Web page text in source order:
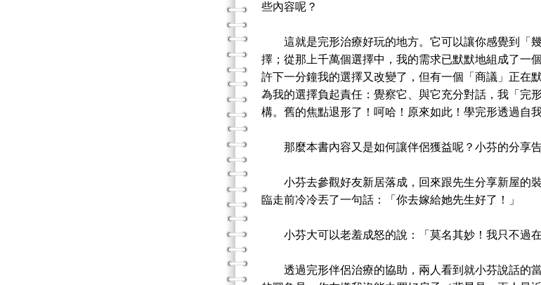
些內容呢？
這就是完形治療好玩的地方。它可以讓你感覺到「
擇；從那上千萬個選擇中，我的需求已默默地組成了一
許下一分鐘我的選擇又改變了，但有一個「商議」正在
為我的選擇負起責任：覺察它、與它充分對話，我「完
構。舊的焦點退形了！呵哈！原來如此！學完形透過自
那麼本書內容又是如何讓伴侶獲益呢？小芬的分享告
小芬去參觀好友新居落成，回來跟先生分享新屋的裝
臨走前冷冷丟了一句話：「你去嫁給她先生好了！」
小芬大可以老羞成怒的說：「莫名其妙！我只不過在
透過完形伴侶治療的協助，兩人看到就小芬說話的